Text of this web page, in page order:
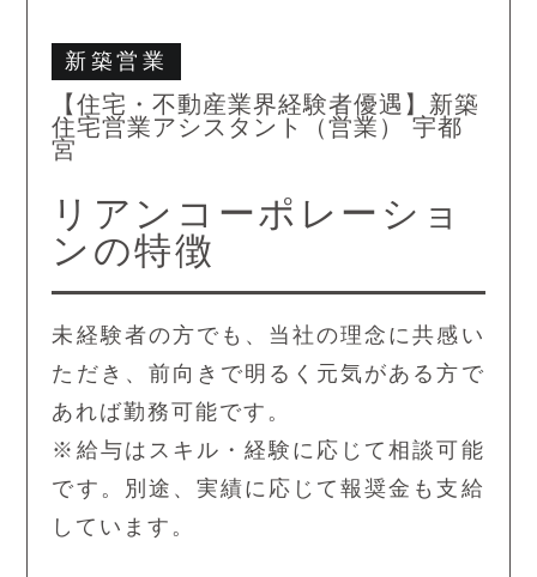
新築営業
【住宅・不動産業界経験者優遇】新築
住宅営業アシスタント（営業） 宇都
宮
リアンコーポレーショ
ンの特徴
未経験者の方でも、当社の理念に共感い
ただき、前向きで明るく元気がある方で
あれば勤務可能です。
※給与はスキル・経験に応じて相談可能
です。別途、実績に応じて報奨金も支給
しています。